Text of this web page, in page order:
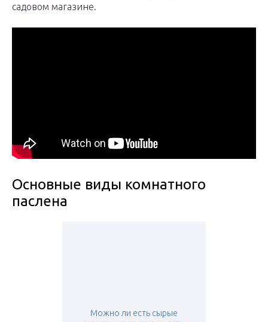
садовом магазине.
Основные виды комнатного
паслена
Можно ли есть сырые